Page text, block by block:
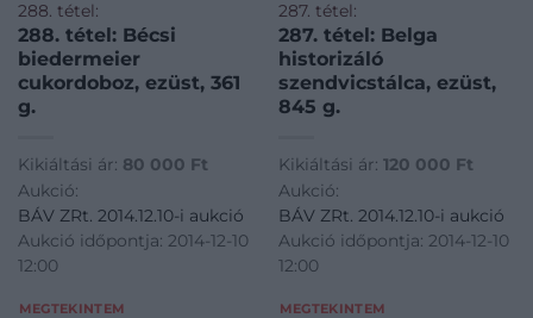
288. tétel:
288. tétel: Bécsi
biedermeier
cukordoboz, ezüst, 361
g.
Kikiáltási ár: 80 000 Ft
Aukció:
BÁV ZRt. 2014.12.10-i aukció
Aukció időpontja: 2014-12-10
12:00
MEGTEKINTEM
287. tétel:
287. tétel: Belga
historizáló
szendvicstálca, ezüst,
845 g.
Kikiáltási ár: 120 000 Ft
Aukció:
BÁV ZRt. 2014.12.10-i aukció
Aukció időpontja: 2014-12-10
12:00
MEGTEKINTEM